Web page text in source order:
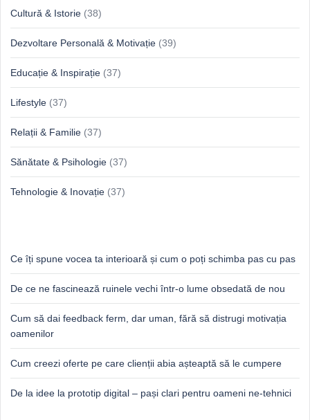
Cultură & Istorie (38)
Dezvoltare Personală & Motivație (39)
Educație & Inspirație (37)
Lifestyle (37)
Relații & Familie (37)
Sănătate & Psihologie (37)
Tehnologie & Inovație (37)
Ce îți spune vocea ta interioară și cum o poți schimba pas cu pas
De ce ne fascinează ruinele vechi într-o lume obsedată de nou
Cum să dai feedback ferm, dar uman, fără să distrugi motivația
oamenilor
Cum creezi oferte pe care clienții abia așteaptă să le cumpere
De la idee la prototip digital – pași clari pentru oameni ne-tehnici